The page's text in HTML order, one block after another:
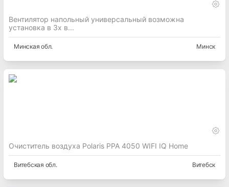
Вентилятор напольный универсальный возможна
установка в 3х в...
Минская обл. Минск
Очиститель воздуха Polaris PPA 4050 WIFI IQ Home
Витебская обл. Витебск